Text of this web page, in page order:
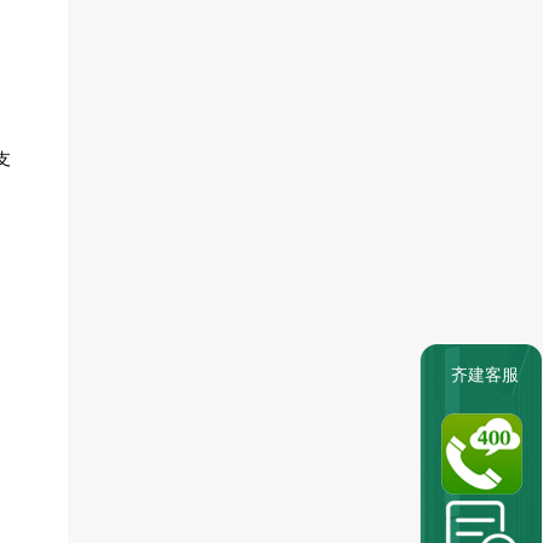
齐建客服